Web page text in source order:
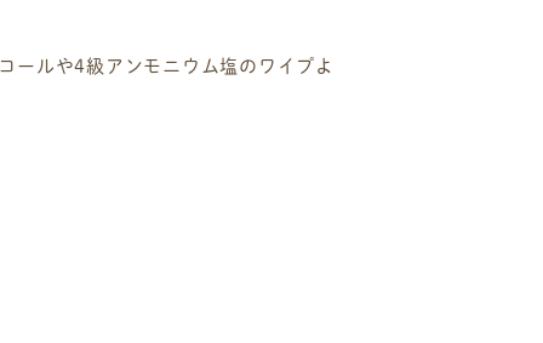
ールや4級アンモニウム塩のワイプよ